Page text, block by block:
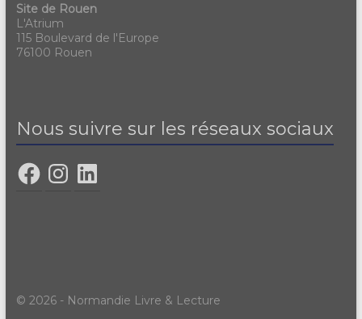
Site de Rouen
L'Atrium
115 Boulevard de l'Europe
76100 Rouen
Nous suivre sur les réseaux sociaux
© 2026 - Normandie Livre & Lecture